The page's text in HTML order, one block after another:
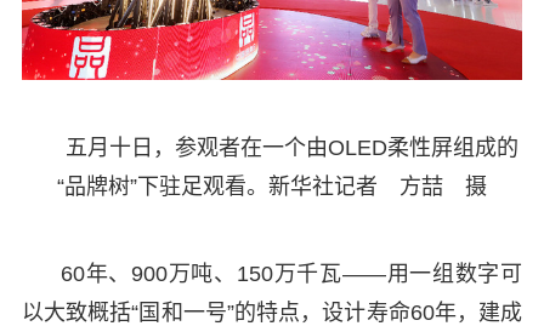
五月十日，参观者在一个由OLED柔性屏组成的
“品牌树”下驻足观看。新华社记者 方喆 摄
60年、900万吨、150万千瓦——用一组数字可
以大致概括“国和一号”的特点，设计寿命60年，建成